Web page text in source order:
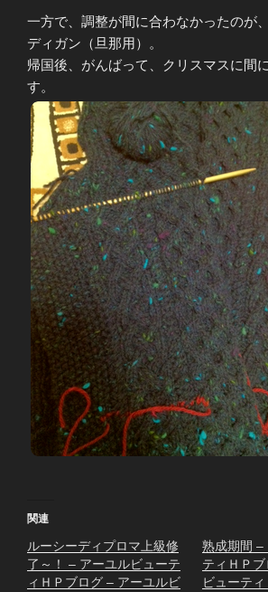
一方で、調整が間に合わなかったのが
ディガン（旦那用）。
帰国後、がんばって、クリスマスに間
す。
関連
ルーシーディプロマ上級修
了～！ – アーユルビューテ
ィＨＰブログ – アーユルビ
熟成期間 –
ティＨＰ
ビューテ